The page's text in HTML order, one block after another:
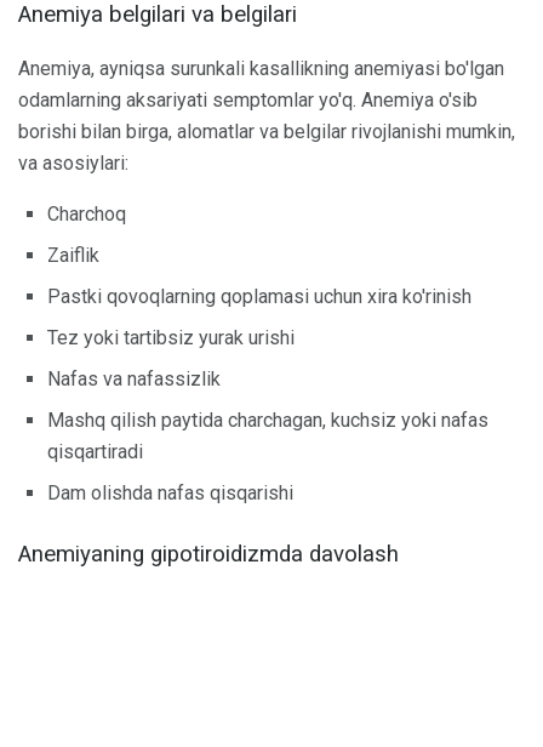
Anemiya belgilari va belgilari
Anemiya, ayniqsa surunkali kasallikning anemiyasi bo'lgan
odamlarning aksariyati semptomlar yo'q. Anemiya o'sib
borishi bilan birga, alomatlar va belgilar rivojlanishi mumkin,
va asosiylari:
Charchoq
Zaiflik
Pastki qovoqlarning qoplamasi uchun xira ko'rinish
Tez yoki tartibsiz yurak urishi
Nafas va nafassizlik
Mashq qilish paytida charchagan, kuchsiz yoki nafas
qisqartiradi
Dam olishda nafas qisqarishi
Anemiyaning gipotiroidizmda davolash